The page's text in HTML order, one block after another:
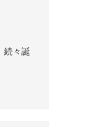
々誕